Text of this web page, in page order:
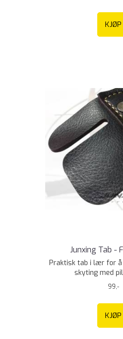
KJØP
Junxing Tab -
Praktisk tab i lær for å
skyting med pil
99,-
KJØP